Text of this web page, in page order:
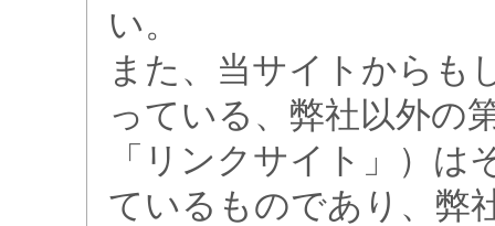
い。
また、当サイトからも
っている、弊社以外の
「リンクサイト」）
ているものであり、弊